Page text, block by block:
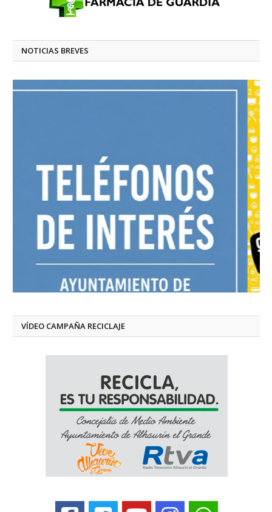
NOTICIAS BREVES
VÍDEO CAMPAÑA RECICLAJE